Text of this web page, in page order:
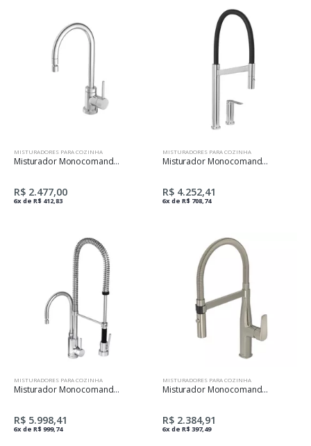
MISTURADORES PARA COZINHA
Misturador Monocomando De Mesa Para Cozinha Spin Cromado
R$ 2.477,00
6x de R$ 412,83
MISTURADORES PARA COZINHA
Misturador Monocomando De Mesa Para Cozinha Deca Colore Cromado E Preto
R$ 4.252,41
6x de R$ 708,74
MISTURADORES PARA COZINHA
Misturador Monocomando De Mesa Para Cozinha Gourmet Cromado
R$ 5.998,41
6x de R$ 999,74
MISTURADORES PARA COZINHA
Misturador Monocomando De Cozinha Mesa Bica Movel Level Gourmet - Inox
R$ 2.384,91
6x de R$ 397,49